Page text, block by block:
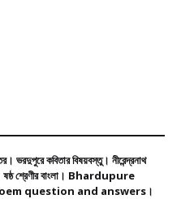
ভরদুপুরে কবিতার বিষয়বস্তু। নীরেন্দ্রনাথ
ষষ্ঠ শ্রেণীর বাংলা। Bhardupure
question and answers।